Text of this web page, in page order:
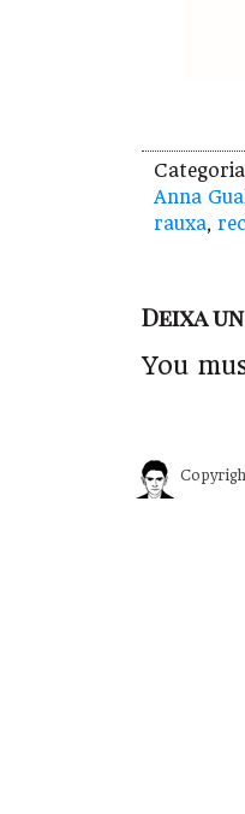
Anna
rauxa,
Deixa
You